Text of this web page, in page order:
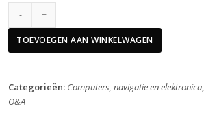
IC
Black
aantal
TOEVOEGEN AAN WINKELWAGEN
Categorieën: Computers, navigatie en elektronica,
O&A